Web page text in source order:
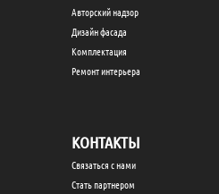
Авторский надзор
Дизайн фасада
Комплектация
Ремонт интерьера
КОНТАКТЫ
Связаться с нами
Стать партнером